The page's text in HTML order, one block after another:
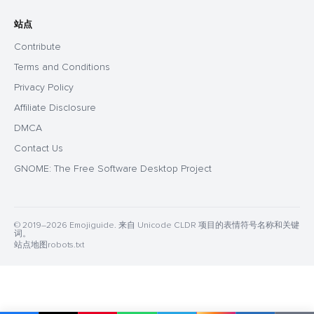
站点
Contribute
Terms and Conditions
Privacy Policy
Affiliate Disclosure
DMCA
Contact Us
GNOME: The Free Software Desktop Project
© 2019–2026 Emojiguide. 来自 Unicode CLDR 项目的表情符号名称和关键
词。
站点地图 robots.txt